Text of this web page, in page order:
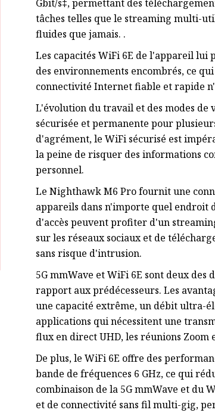
Produit de carte SIM
Gbit/s‡, permettant des
tâches telles que le streaming multi-
fluides que jamais. .
Les capacités WiFi 6E de l'appareil
des environnements encombrés, ce
connectivité Internet fiable et rapide
L'évolution du travail et des modes
sécurisée et permanente pour
d'agrément, le WiFi sécurisé est
la peine de risquer des informations
personnel.
Le Nighthawk M6 Pro fournit une
appareils dans n'importe quel endroit
d'accès peuvent profiter d'un
sur les réseaux sociaux et de
sans risque d'intrusion.
5G mmWave et WiFi 6E sont deux
rapport aux prédécesseurs. Les
une capacité extrême, un débit ultra-
applications qui nécessitent une
flux en direct UHD, les réunions Zoom
De plus, le WiFi 6E offre des
bande de fréquences 6 GHz, ce qui
combinaison de la 5G mmWave et du
et de connectivité sans fil multi-gig,